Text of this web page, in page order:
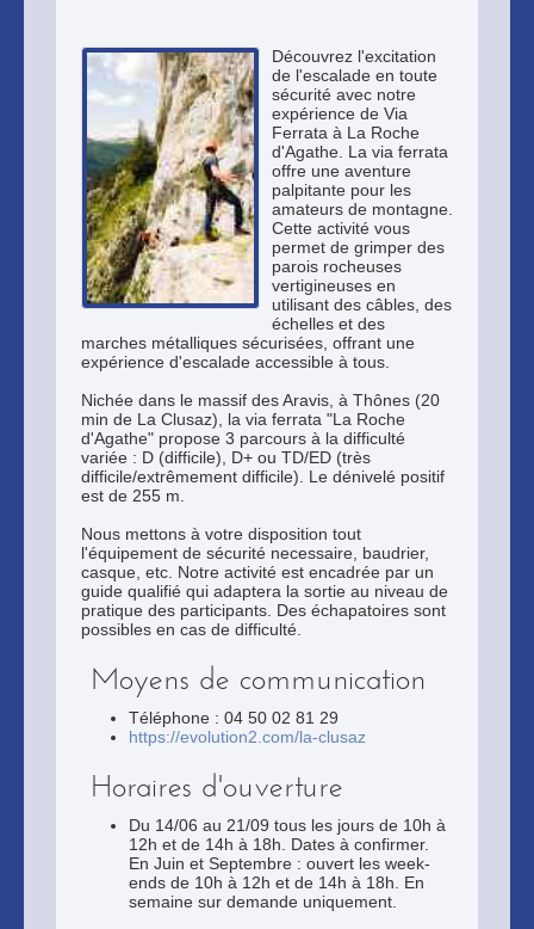
Découvrez l'excitation
de l'escalade en toute
sécurité avec notre
expérience de Via
Ferrata à La Roche
d'Agathe. La via ferrata
offre une aventure
palpitante pour les
amateurs de montagne.
Cette activité vous
permet de grimper des
parois rocheuses
vertigineuses en
utilisant des câbles, des
échelles et des
marches métalliques sécurisées, offrant une
expérience d'escalade accessible à tous.
Nichée dans le massif des Aravis, à Thônes (20
min de La Clusaz), la via ferrata "La Roche
d'Agathe" propose 3 parcours à la difficulté
variée : D (difficile), D+ ou TD/ED (très
difficile/extrêmement difficile). Le dénivelé positif
est de 255 m.
Nous mettons à votre disposition tout
l'équipement de sécurité necessaire, baudrier,
casque, etc. Notre activité est encadrée par un
guide qualifié qui adaptera la sortie au niveau de
pratique des participants. Des échapatoires sont
possibles en cas de difficulté.
Moyens de communication
Téléphone : 04 50 02 81 29
https://evolution2.com/la-clusaz
Horaires d'ouverture
Du 14/06 au 21/09 tous les jours de 10h à
12h et de 14h à 18h. Dates à confirmer.
En Juin et Septembre : ouvert les week-
ends de 10h à 12h et de 14h à 18h. En
semaine sur demande uniquement.